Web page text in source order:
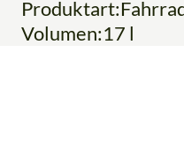
Volumen:17 l